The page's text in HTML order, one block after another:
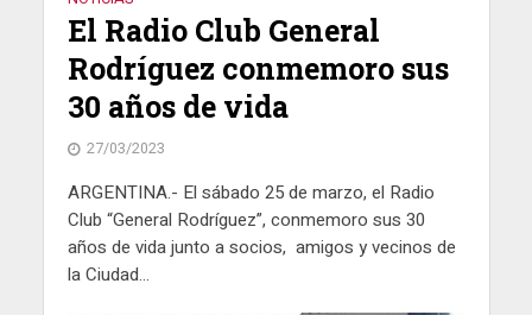
El Radio Club General
Rodríguez conmemoro sus
30 años de vida
27/03/2023
ARGENTINA.- El sábado 25 de marzo, el Radio
Club “General Rodríguez”, conmemoro sus 30
años de vida junto a socios, amigos y vecinos de
la Ciudad...